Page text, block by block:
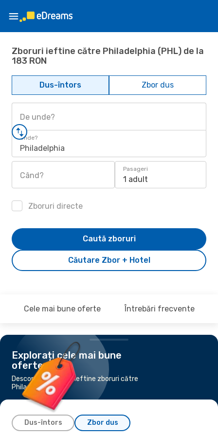
Zboruri ieftine către Philadelphia (PHL) de la
183 RON
Dus-întors Zbor dus
De unde?
Unde?
Philadelphia
Când?
Pasageri
1 adult
Zboruri directe
Căutare Zbor + Hotel
Caută zboruri
Cele mai bune oferte Întrebări frecvente
Explorați cele mai bune
oferte
Descoperă cele mai ieftine zboruri către
Philadelphia
Dus-întors Zbor dus